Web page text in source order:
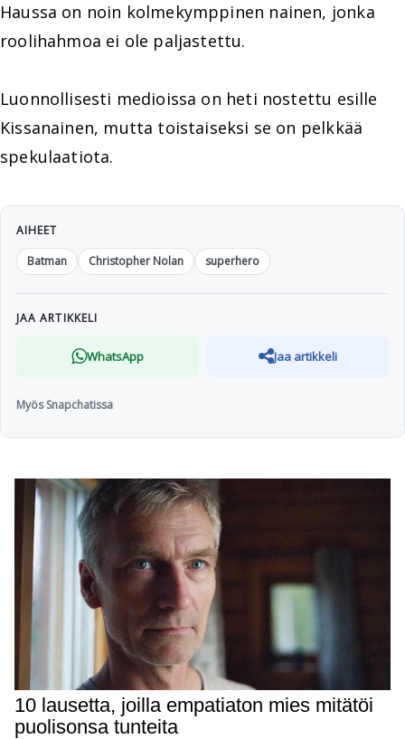
Haussa on noin kolmekymppinen nainen, jonka
roolihahmoa ei ole paljastettu.
Luonnollisesti medioissa on heti nostettu esille
Kissanainen, mutta toistaiseksi se on pelkkää
spekulaatiota.
AIHEET
Batman
Christopher Nolan superhero
JAA ARTIKKELI
WhatsApp Jaa artikkeli
Myös Snapchatissa